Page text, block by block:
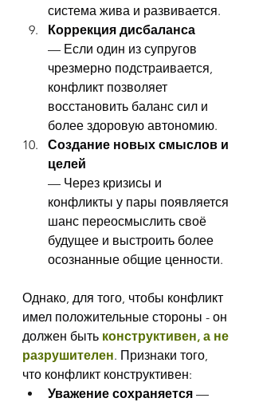
система жива и развивается.
Коррекция дисбаланса
— Если один из супругов
чрезмерно подстраивается,
конфликт позволяет
восстановить баланс сил и
более здоровую автономию.
Создание новых смыслов и
целей
— Через кризисы и
конфликты у пары появляется
шанс переосмыслить своё
будущее и выстроить более
осознанные общие ценности.
Однако, для того, чтобы конфликт
имел положительные стороны - он
должен быть конструктивен, а не
разрушителен. Признаки того,
что конфликт конструктивен:
Уважение сохраняется —